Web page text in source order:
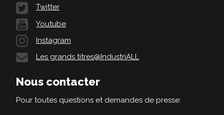
Twitter
Youtube
Instagram
Les grands titres@IndustriALL
Nous contacter
Pour toutes questions et demandes de presse: